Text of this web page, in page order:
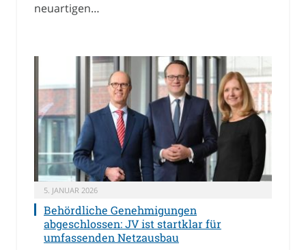
neuartigen…
5. JANUAR 2026
Behördliche Genehmigungen
abgeschlossen: JV ist startklar für
umfassenden Netzausbau